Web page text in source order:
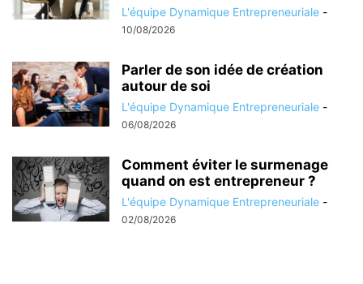
L'équipe Dynamique Entrepreneuriale -
10/08/2026
Parler de son idée de création
autour de soi
L'équipe Dynamique Entrepreneuriale -
06/08/2026
Comment éviter le surmenage
quand on est entrepreneur ?
L'équipe Dynamique Entrepreneuriale -
02/08/2026